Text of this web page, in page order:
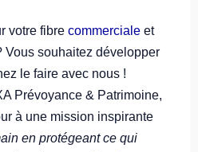
votre fibre commerciale et
Vous souhaitez développer
le faire avec nous !
Prévoyance & Patrimoine,
à une mission inspirante
en protégeant ce qui